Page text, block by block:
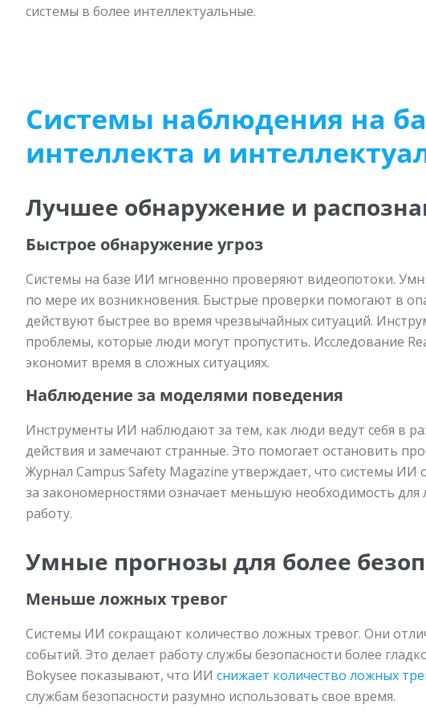
системы в более интеллектуальные.
Системы наблюдения на
интеллекта и
Лучшее обнаружение и
Быстрое обнаружение угроз
Системы на базе ИИ мгновенно проверяют видеопотоки.
по мере их возникновения. Быстрые проверки помогают в
действуют быстрее во время чрезвычайных ситуаций.
проблемы, которые люди могут пропустить. Исследование
экономит время в сложных ситуациях.
Наблюдение за моделями поведения
Инструменты ИИ наблюдают за тем, как люди ведут себя в
действия и замечают странные. Это помогает остановить
Журнал Campus Safety Magazine утверждает, что системы
за закономерностями означает меньшую необходимость
работу.
Умные прогнозы для более
Меньше ложных тревог
Системы ИИ сокращают количество ложных тревог. Они
событий. Это делает работу службы безопасности более
Bokysee показывают, что ИИ снижает количество ложных
службам безопасности разумно использовать свое время.